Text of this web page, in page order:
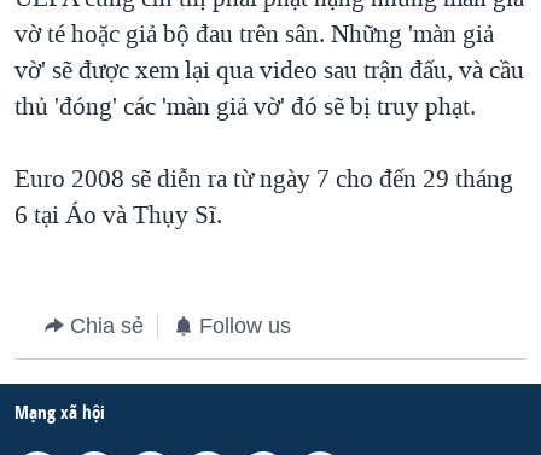
QUAN HỆ VIỆT MỸ
vờ té hoặc giả bộ đau trên sân. Những 'màn giả
vờ' sẽ được xem lại qua video sau trận đấu, và cầu
thủ 'đóng' các 'màn giả vờ' đó sẽ bị truy phạt.
Euro 2008 sẽ diễn ra từ ngày 7 cho đến 29 tháng
6 tại Áo và Thụy Sĩ.
Chia sẻ Follow us
Mạng xã hội